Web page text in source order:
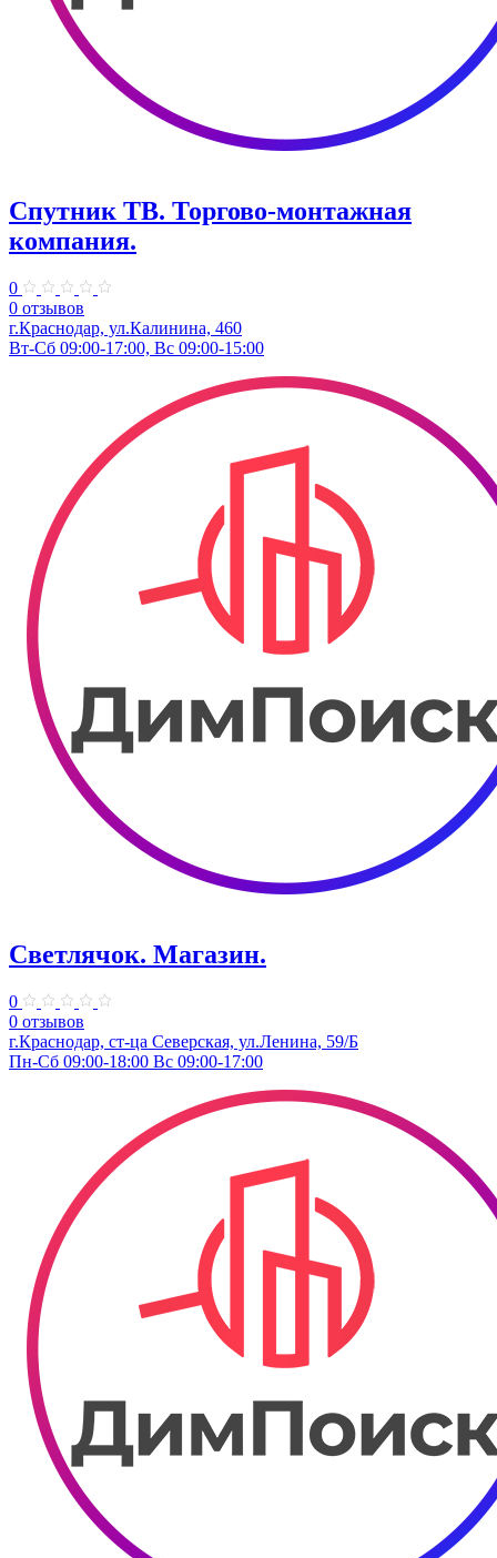
Спутник ТВ. ​Торгово-монтажная
компания.
0
0 отзывов
г.Краснодар, ул.Калинина, 460
Вт-Сб 09:00-17:00, Вс 09:00-15:00
Светлячок. Магазин.
0
0 отзывов
г.Краснодар, ст-ца Северская, ул.Ленина, 59/Б
Пн-Сб 09:00-18:00 Вс 09:00-17:00